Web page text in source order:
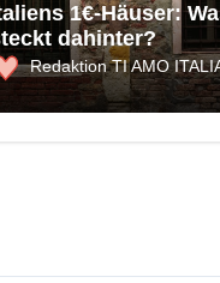
1€-Häuser:
dahinter?
Redaktion TI AMO